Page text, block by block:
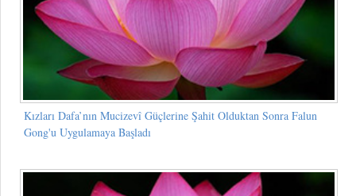
Kızları Dafa’nın Mucizevî Güçlerine Şahit Olduktan Sonra Falun
Gong'u Uygulamaya Başladı